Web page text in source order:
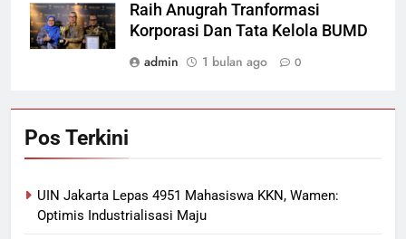
Raih Anugrah Tranformasi
Korporasi Dan Tata Kelola BUMD
admin
1 bulan ago 0
Pos Terkini
UIN Jakarta Lepas 4951 Mahasiswa KKN, Wamen:
Optimis Industrialisasi Maju